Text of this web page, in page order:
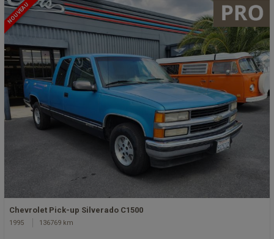
NOUVEAU
Chevrolet Pick-up Silverado C1500
1995 136769 km